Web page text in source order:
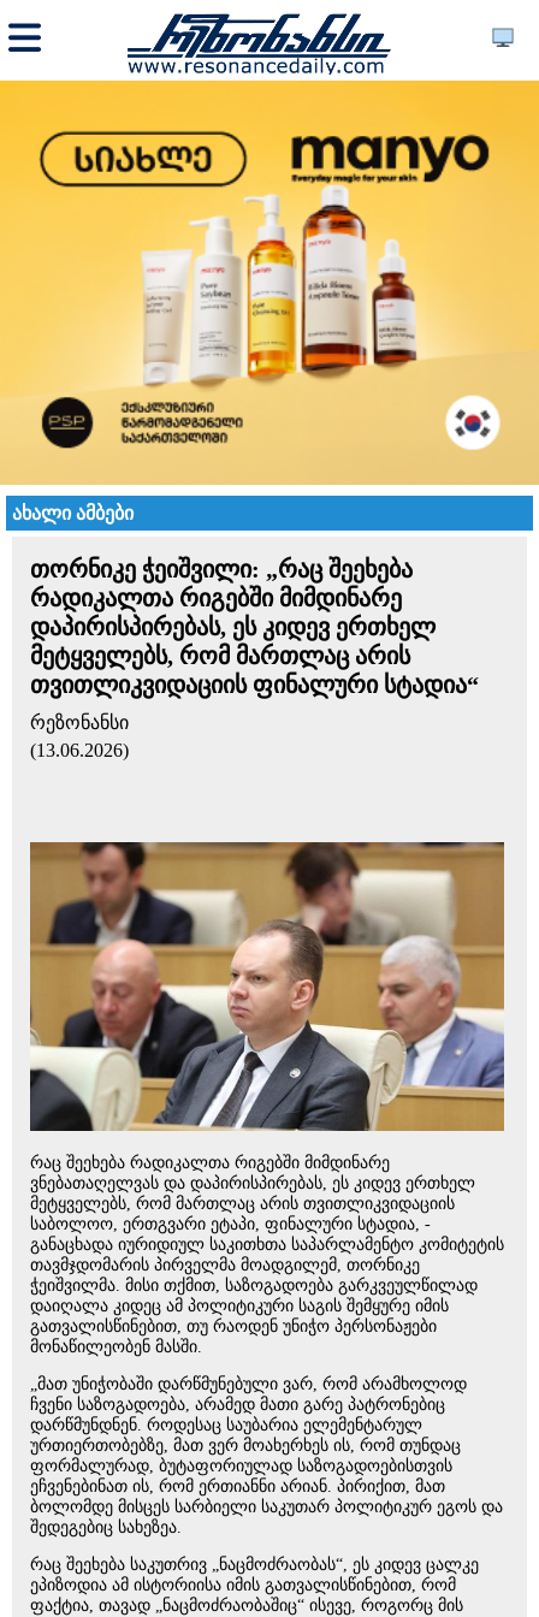
ახალი ამბები
თორნიკე ჭეიშვილი: „რაც შეეხება
რადიკალთა რიგებში მიმდინარე
დაპირისპირებას, ეს კიდევ ერთხელ
მეტყველებს, რომ მართლაც არის
თვითლიკვიდაციის ფინალური სტადია“
რეზონანსი
(13.06.2026)
რაც შეეხება რადიკალთა რიგებში მიმდინარე
ვნებათაღელვას და დაპირისპირებას, ეს კიდევ ერთხელ
მეტყველებს, რომ მართლაც არის თვითლიკვიდაციის
საბოლოო, ერთგვარი ეტაპი, ფინალური სტადია, -
განაცხადა იურიდიულ საკითხთა საპარლამენტო კომიტეტის
თავმჯდომარის პირველმა მოადგილემ, თორნიკე
ჭეიშვილმა. მისი თქმით, საზოგადოება გარკვეულწილად
დაიღალა კიდეც ამ პოლიტიკური საგის შემყურე იმის
გათვალისწინებით, თუ რაოდენ უნიჭო პერსონაჟები
მონაწილეობენ მასში.
„მათ უნიჭობაში დარწმუნებული ვარ, რომ არამხოლოდ
ჩვენი საზოგადოება, არამედ მათი გარე პატრონებიც
დარწმუნდნენ. როდესაც საუბარია ელემენტარულ
ურთიერთობებზე, მათ ვერ მოახერხეს ის, რომ თუნდაც
ფორმალურად, ბუტაფორიულად საზოგადოებისთვის
ეჩვენებინათ ის, რომ ერთიანნი არიან. პირიქით, მათ
ბოლომდე მისცეს სარბიელი საკუთარ პოლიტიკურ ეგოს და
შედეგებიც სახეზეა.
რაც შეეხება საკუთრივ „ნაცმოძრაობას“, ეს კიდევ ცალკე
ეპიზოდია ამ ისტორიისა იმის გათვალისწინებით, რომ
ფაქტია, თავად „ნაცმოძრაობაშიც“ ისევე, როგორც მის